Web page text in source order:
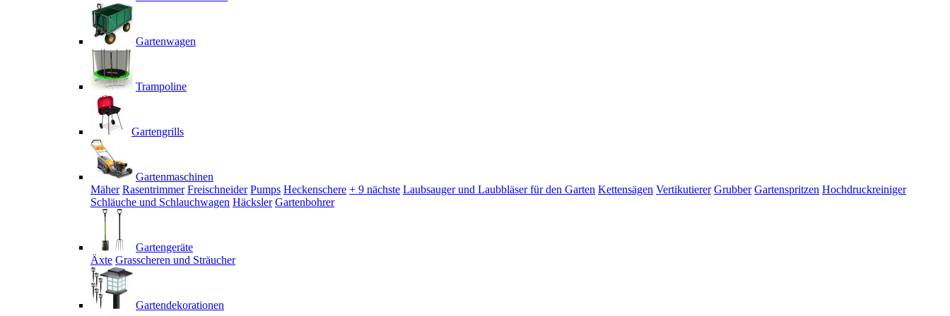
Gartenwagen
Trampoline
Gartengrills
Gartenmaschinen
Mäher Rasentrimmer Freischneider Pumps Heckenschere + 9 nächste Laubsauger und Laubbläser für den Garten Kettensägen Vertikutierer Grubber Gartenspritzen Hochdruckreiniger
Schläuche und Schlauchwagen Häcksler Gartenbohrer
Gartengeräte
Äxte Grasscheren und Sträucher
Gartendekorationen